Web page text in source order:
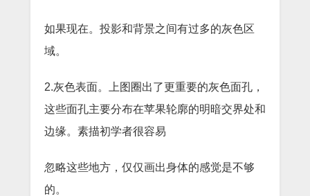
如果现在。投影和背景之间有过多的灰色区
域。
2.灰色表面。上图圈出了更重要的灰色面孔，
这些面孔主要分布在苹果轮廓的明暗交界处和
边缘。素描初学者很容易
忽略这些地方，仅仅画出身体的感觉是不够
的。